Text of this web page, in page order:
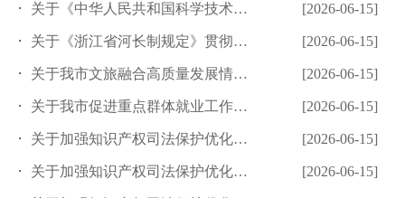
关于《中华人民共和国科学技术进步法》《浙江省科学技术进步条例... [2026-06-15]
关于《浙江省河长制规定》贯彻实施情况报告的审议意见研究处理情... [2026-06-15]
关于我市文旅融合高质量发展情况报告的审议意见研究处理情况的报... [2026-06-15]
关于我市促进重点群体就业工作情况报告的审议意见研究处理情况的... [2026-06-15]
关于加强知识产权司法保护优化法治化营商环境情况报告的审议意见... [2026-06-15]
关于加强知识产权司法保护优化法治化营商环境情况报告的审议意见... [2026-06-15]